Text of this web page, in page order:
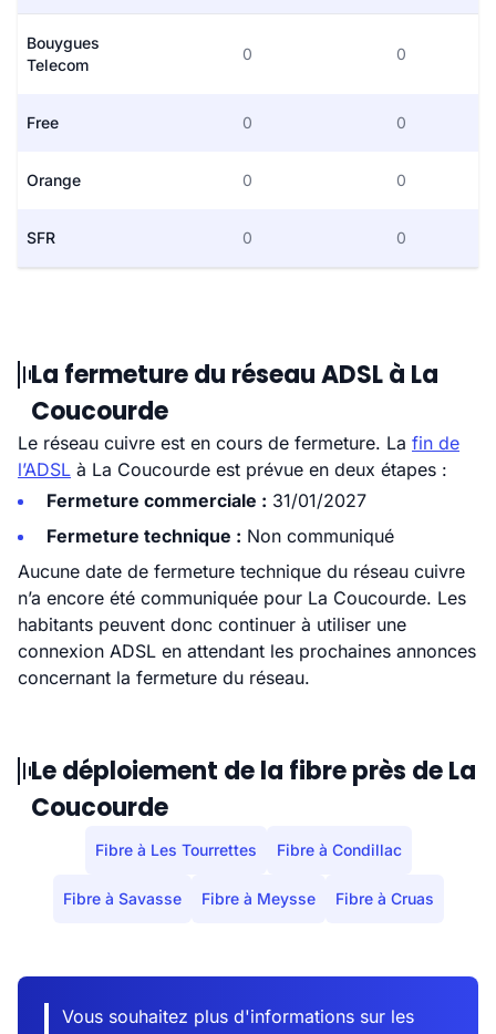
Bouygues
Telecom
0 0
Free 0 0
Orange 0 0
SFR 0 0
La fermeture du réseau ADSL à La
Coucourde
Le réseau cuivre est en cours de fermeture. La fin de
l’ADSL à La Coucourde est prévue en deux étapes :
Fermeture commerciale : 31/01/2027
Fermeture technique : Non communiqué
Aucune date de fermeture technique du réseau cuivre
n’a encore été communiquée pour La Coucourde. Les
habitants peuvent donc continuer à utiliser une
connexion ADSL en attendant les prochaines annonces
concernant la fermeture du réseau.
Le déploiement de la fibre près de La
Coucourde
Fibre à Les Tourrettes Fibre à Condillac
Fibre à Savasse Fibre à Meysse Fibre à Cruas
Vous souhaitez plus d'informations sur les